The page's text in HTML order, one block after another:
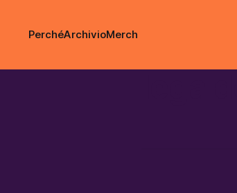
PerchéArchivioMerch